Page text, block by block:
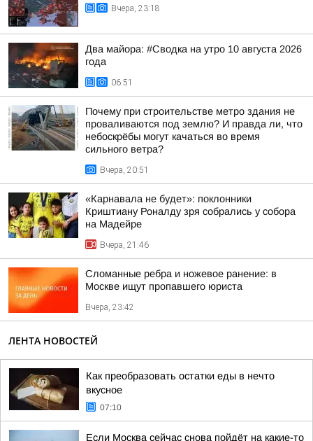
Вчера, 23:18
Два майора: #Сводка на утро 10 августа 2026
года
06:51
Почему при строительстве метро здания не
проваливаются под землю? И правда ли, что
небоскрёбы могут качаться во время
сильного ветра?
Вчера, 20:51
«Карнавала не будет»: поклонники
Криштиану Роналду зря собрались у собора
на Мадейре
Вчера, 21:46
Сломанные ребра и ножевое ранение: в
Москве ищут пропавшего юриста
Вчера, 23:42
ЛЕНТА НОВОСТЕЙ
Как преобразовать остатки еды в нечто
вкусное
07:10
Если Москва сейчас снова пойдёт на какие-то